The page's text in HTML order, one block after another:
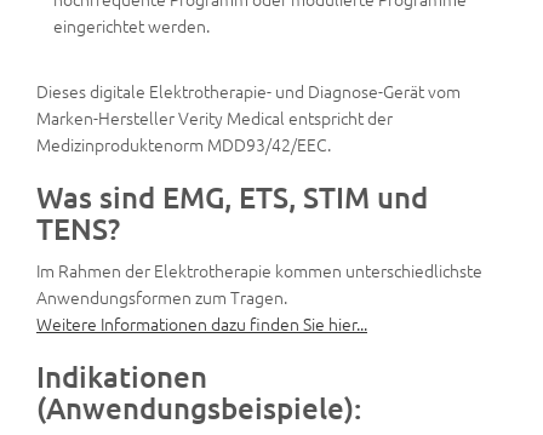
eingerichtet werden.
Dieses digitale Elektrotherapie- und Diagnose-Gerät vom
Marken-Hersteller Verity Medical entspricht der
Medizinproduktenorm MDD93/42/EEC.
Was sind EMG, ETS, STIM und
TENS?
Im Rahmen der Elektrotherapie kommen unterschiedlichste
Anwendungsformen zum Tragen.
Weitere Informationen dazu finden Sie hier...
Indikationen
(Anwendungsbeispiele):